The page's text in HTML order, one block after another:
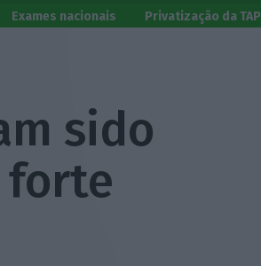
Exames nacionais Privatização da TAP
sido
forte